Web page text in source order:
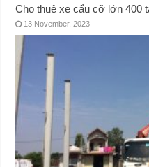
Cho thuê xe cẩu cỡ lớn 400
13 November, 2023